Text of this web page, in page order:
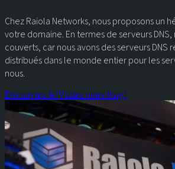
Chez Raiola Networks, nous proposons un
votre domaine. En termes de serveurs
couverts, car nous avons des serveurs DNS
distribués dans le monde entier pour les
nous.
Découvrez-le!Visitez notre blog!